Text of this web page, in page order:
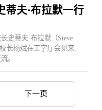
蒂夫·布拉默一行
史蒂夫·布拉默（Steve
长杨斌在工字厅会见来
。
下一页